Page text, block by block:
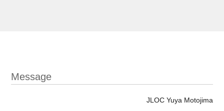
Message
JLOC Yuya Motojima